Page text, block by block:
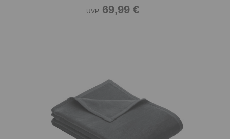
UVP 69,99 €